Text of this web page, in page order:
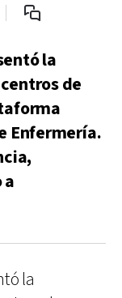
la
de
Enfermería.
a
la